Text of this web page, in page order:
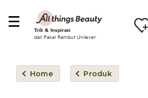
Trik & Inspirasi
dari Pakar Rambut Unilever
Home Produk